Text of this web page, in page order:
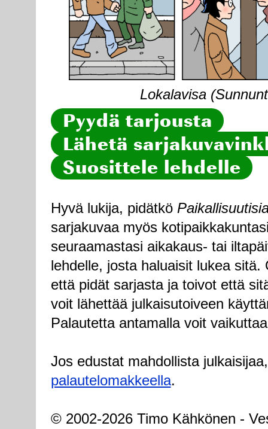
Lokalavisa
Pyydä tarjousta
Lähetä
Suosittele lehdelle
Hyvä lukija, pidätkö
sarjakuvaa myös
seuraamastasi aikakaus- tai
lehdelle, josta haluaisit lukea
että pidät sarjasta ja toivot että
voit lähettää julkaisutoiveen
Palautetta antamalla voit
Jos edustat mahdollista
palautelomakkeella.
© 2002-2026 Timo Kähkönen -